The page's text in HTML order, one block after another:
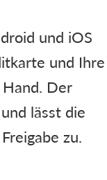
und iOS
und Ihre
Der
lässt die
zu.